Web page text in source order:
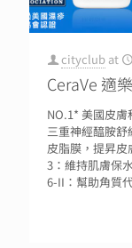
cityclub at
CeraVe 適
NO.1* 美國皮
三重神經醯胺舒
皮脂膜，提昇皮
3：維持肌膚保
6-II：幫助角質